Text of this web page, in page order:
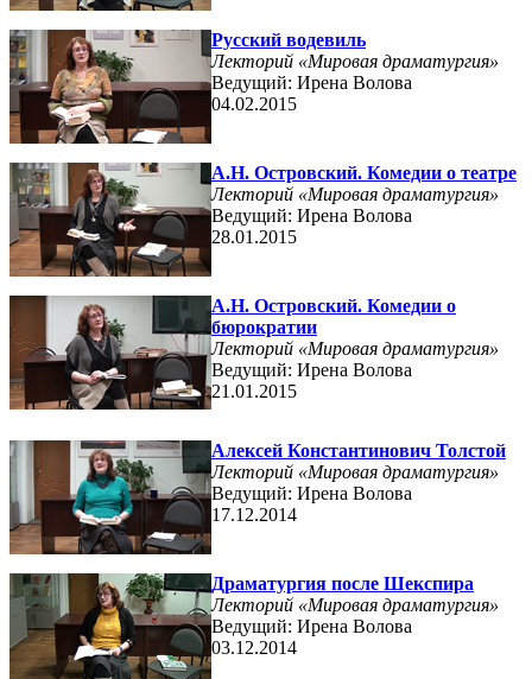
Русский водевиль
Лекторий «Мировая драматургия»
Ведущий: Ирена Волова
04.02.2015
А.Н. Островский. Комедии о театре
Лекторий «Мировая драматургия»
Ведущий: Ирена Волова
28.01.2015
А.Н. Островский. Комедии о
бюрократии
Лекторий «Мировая драматургия»
Ведущий: Ирена Волова
21.01.2015
Алексей Константинович Толстой
Лекторий «Мировая драматургия»
Ведущий: Ирена Волова
17.12.2014
Драматургия после Шекспира
Лекторий «Мировая драматургия»
Ведущий: Ирена Волова
03.12.2014